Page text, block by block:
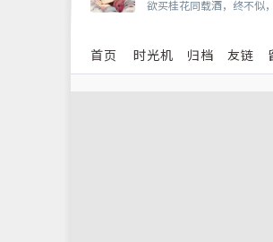
欲买桂花同载酒，终不似
首页 时光机 归档 友链